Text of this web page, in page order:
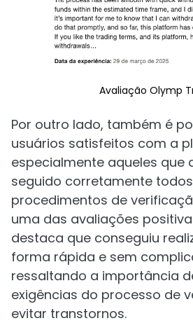
Avaliação Olymp
Por outro lado, também é
usuários satisfeitos com a
especialmente aqueles que
seguido corretamente
procedimentos de
uma das avaliações
destaca que conseguiu
forma rápida e sem
ressaltando a importância
exigências do processo de
evitar transtornos.